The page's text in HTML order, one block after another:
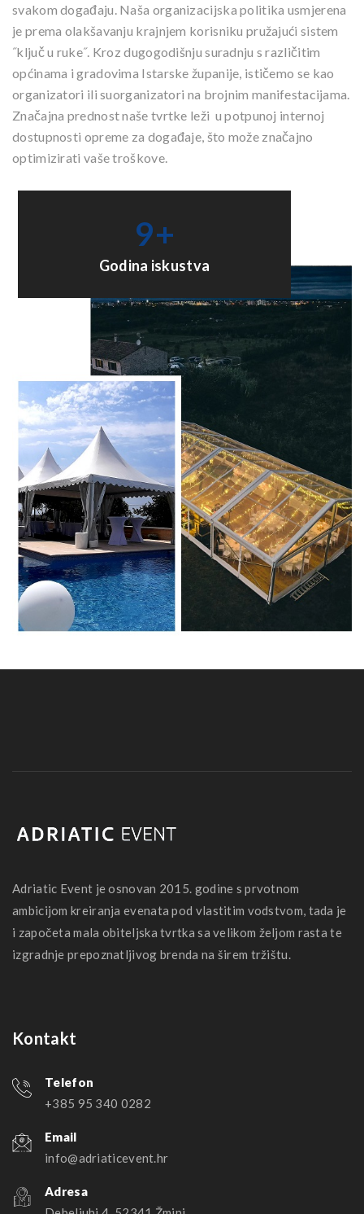
svakom događaju. Naša organizacijska politika usmjerena
je prema olakšavanju krajnjem korisniku pružajući sistem
˝ključ u ruke˝. Kroz dugogodišnju suradnju s različitim
općinama i gradovima Istarske županije, ističemo se kao
organizatori ili suorganizatori na brojnim manifestacijama.
Značajna prednost naše tvrtke leži u potpunoj internoj
dostupnosti opreme za događaje, što može značajno
optimizirati vaše troškove.
9+
Godina iskustva
Adriatic Event je osnovan 2015. godine s prvotnom
ambicijom kreiranja evenata pod vlastitim vodstvom, tada je
i započeta mala obiteljska tvrtka sa velikom željom rasta te
izgradnje prepoznatljivog brenda na širem tržištu.
Kontakt
Telefon
+385 95 340 0282
Email
info@adriaticevent.hr
Adresa